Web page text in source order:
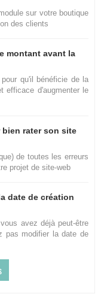
sur votre boutique
des clients
montant avant la
qu'il bénéficie de la
efficace d'augmenter le
rater son site
de toutes les erreurs
projet de site-web
date de création
avez déjà peut-être
pas modifier la date de